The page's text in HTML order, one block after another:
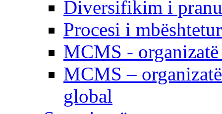
Diversifikim i
Procesi i
MCMS -
MCMS –
global